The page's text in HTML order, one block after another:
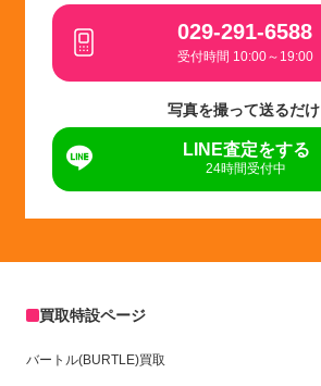
029-291-6588
受付時間 10:00～19:00
写真を撮って送るだけ
LINE査定をする
24時間受付中
買取特設ページ
バートル(BURTLE)買取